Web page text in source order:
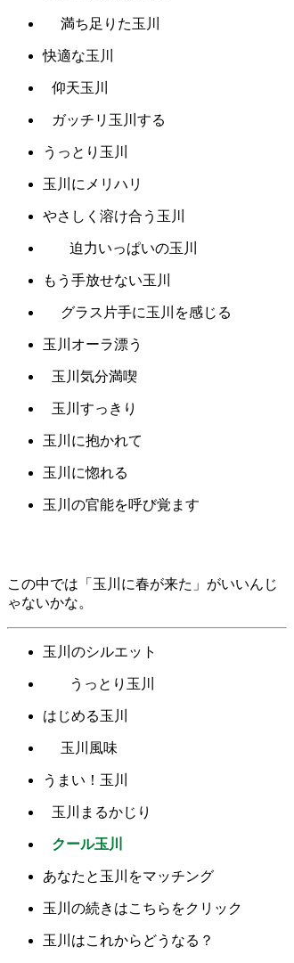
満ち足りた玉川
快適な玉川
仰天玉川
ガッチリ玉川する
うっとり玉川
玉川にメリハリ
やさしく溶け合う玉川
迫力いっぱいの玉川
もう手放せない玉川
グラス片手に玉川を感じる
玉川オーラ漂う
玉川気分満喫
玉川すっきり
玉川に抱かれて
玉川に惚れる
玉川の官能を呼び覚ます
この中では「玉川に春が来た」がいいんじ
ゃないかな。
玉川のシルエット
うっとり玉川
はじめる玉川
玉川風味
うまい！玉川
玉川まるかじり
クール玉川
あなたと玉川をマッチング
玉川の続きはこちらをクリック
玉川はこれからどうなる？